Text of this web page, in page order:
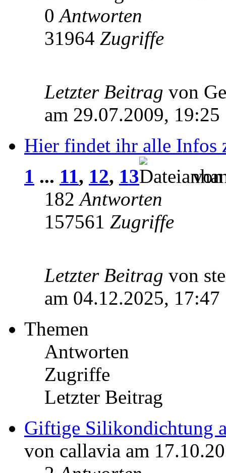
0Antworten
31964 Zugriffe
Letzter Beitrag von
am 29.07.2009, 19:25
Hier findet ihr alle Infos
1 ... 11, 12, 13
von
182Antworten
157561 Zugriffe
Letzter Beitrag von
am 04.12.2025, 17:47
Themen
Antworten
Zugriffe
Letzter Beitrag
Giftige Silikondichtung
von callavia am